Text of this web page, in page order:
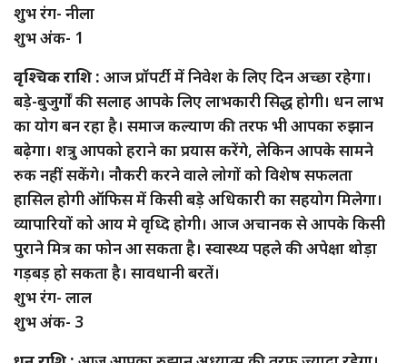
शुभ रंग- नीला
शुभ अंक- 1
वृश्चिक राशि : आज प्रॉपर्टी में निवेश के लिए दिन अच्छा रहेगा।
बड़े-बुजुर्गों की सलाह आपके लिए लाभकारी सिद्ध होगी। धन लाभ
का योग बन रहा है। समाज कल्याण की तरफ भी आपका रुझान
बढ़ेगा। शत्रु आपको हराने का प्रयास करेंगे, लेकिन आपके सामने
रुक नहीं सकेंगे। नौकरी करने वाले लोगों को विशेष सफलता
हासिल होगी ऑफिस में किसी बड़े अधिकारी का सहयोग मिलेगा।
व्यापारियों को आय मे वृध्दि होगी। आज अचानक से आपके किसी
पुराने मित्र का फोन आ सकता है। स्वास्थ्य पहले की अपेक्षा थोड़ा
गड़बड़ हो सकता है। सावधानी बरतें।
शुभ रंग- लाल
शुभ अंक- 3